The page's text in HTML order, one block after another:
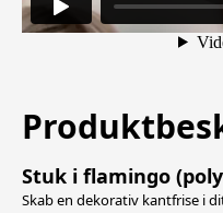
Stuk i flamingo
Skab en dekorativ kantfrise i